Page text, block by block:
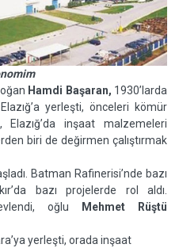
Hamdi Başaran, 1930’larda
yerleşti, önceleri kömür
Elazığ’da inşaat malzemeleri
biri de değirmen çalıştırmak
Batman Rafinerisi’nde bazı
bazı projelerde rol aldı.
evlendi, oğlu
Mehmet Rüştü
yerleşti, orada inşaat